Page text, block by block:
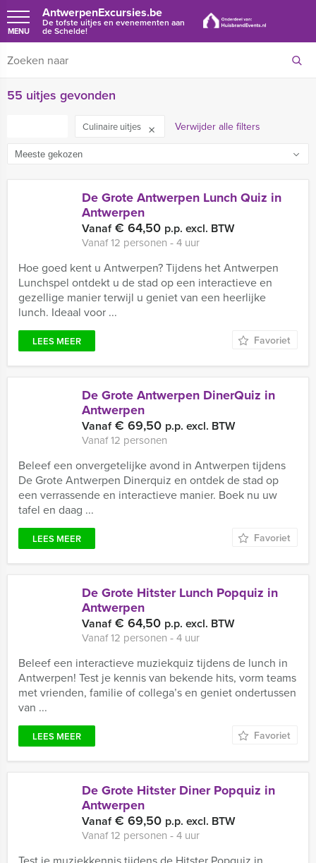
AntwerpenExcursies.be
De tofste uitjes en evenementen aan
de Schelde!
MENU
55 uitjes gevonden
Culinaire uitjes Verwijder alle filters
De Grote Antwerpen Lunch Quiz in
Antwerpen
Vanaf€ 64,50 p.p. excl. BTW
Vanaf 12 personen ‐ 4 uur
Hoe goed kent u Antwerpen? Tijdens het Antwerpen
Lunchspel ontdekt u de stad op een interactieve en
gezellige manier terwijl u geniet van een heerlijke
lunch. Ideaal voor ...
LEES MEER Favoriet
De Grote Antwerpen DinerQuiz in
Antwerpen
Vanaf€ 69,50 p.p. excl. BTW
Vanaf 12 personen
Beleef een onvergetelijke avond in Antwerpen tijdens
De Grote Antwerpen Dinerquiz en ontdek de stad op
een verrassende en interactieve manier. Boek nu uw
tafel en daag ...
LEES MEER Favoriet
De Grote Hitster Lunch Popquiz in
Antwerpen
Vanaf€ 64,50 p.p. excl. BTW
Vanaf 12 personen ‐ 4 uur
Beleef een interactieve muziekquiz tijdens de lunch in
Antwerpen! Test je kennis van bekende hits, vorm teams
met vrienden, familie of collega’s en geniet ondertussen
van ...
LEES MEER Favoriet
De Grote Hitster Diner Popquiz in
Antwerpen
Vanaf€ 69,50 p.p. excl. BTW
Vanaf 12 personen ‐ 4 uur